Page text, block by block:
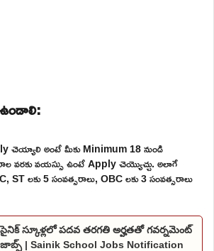
చెయ్యాలి అంటే మీకు Minimum 18 నుండి
వరకు వయస్సు ఉంటే Apply చెయ్యొచ్చు. అలాగే
ST లకు 5 సంవత్సరాలు, OBC లకు 3 సంవత్సరాలు
సైనిక్ స్కూళ్లలో పదవ తరగతి అర్హతతో గవర్నమెంట్
జాబ్స్ | Sainik School Jobs Notification